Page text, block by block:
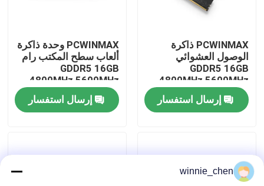
اتصل بنا
اطلب اقتباس
بطاقة الجرافيك التعدين
PCWINMAX ذاكرة
الوصول العشوائي
GDDR5 16GB
4800MHz 5600MHz
وحدة الكمبيوتر المكتبية
دعم الذاكرة OEM ODMإرسال استفسار
PCWINMAX وحدة ذاكرة
ألعاب سطح المكتب رام
GDDR5 16GB
4800MHz 5600MHz
التردد العالي
إرسال استفسار
winnie_chen